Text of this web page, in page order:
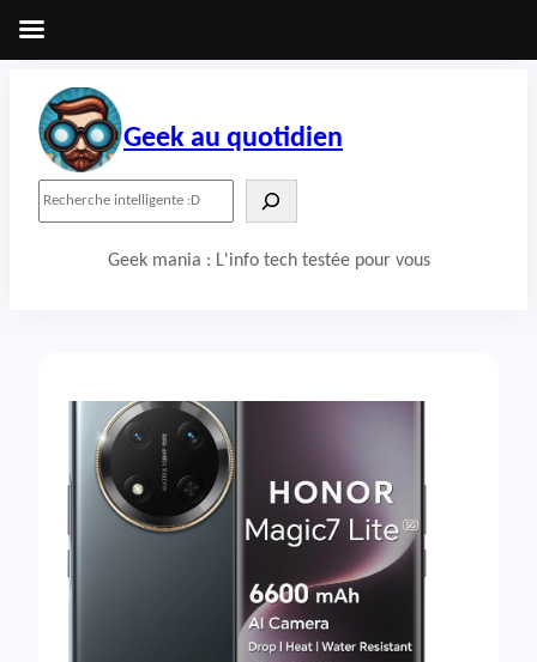
contenu
Geek au quotidien
Geek mania : L'info tech testée pour vous